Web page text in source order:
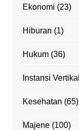
Ekonomi (23)
Hiburan (1)
Hukum(36)
Instansi Vertikal
Kesehatan (65)
Majene(100)